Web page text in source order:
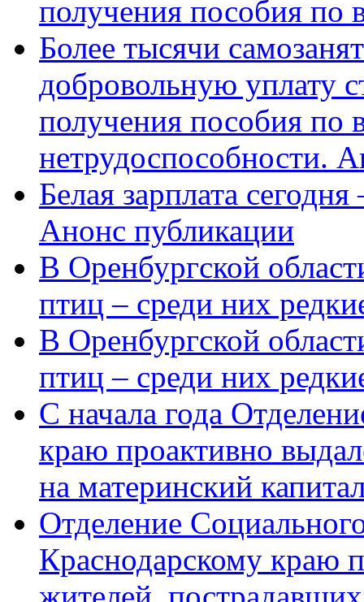
получения пособия по
Более тысячи
добровольную уплату
получения пособия по
нетрудоспособности.
Белая зарплата
Анонс публикации
В Оренбургской
птиц – среди них
В Оренбургской
птиц – среди них
С начала года
краю проактивно
на материнский
Отделение
Краснодарскому краю